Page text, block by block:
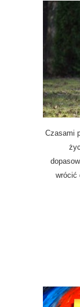
Czasami
wrócić